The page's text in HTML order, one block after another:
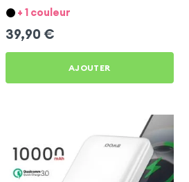
+ 1 couleur
39,90 €
AJOUTER